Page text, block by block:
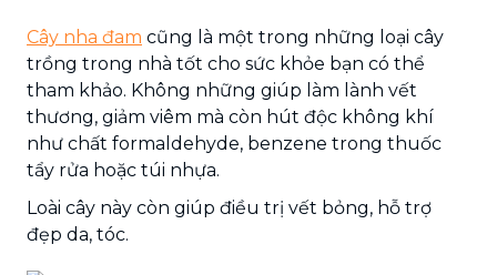
Cây nha đam cũng là một trong những loại cây
trồng trong nhà tốt cho sức khỏe bạn có thể
tham khảo. Không những giúp làm lành vết
thương, giảm viêm mà còn hút độc không khí
như chất formaldehyde, benzene trong thuốc
tẩy rửa hoặc túi nhựa.
Loài cây này còn giúp điều trị vết bỏng, hỗ trợ
đẹp da, tóc.